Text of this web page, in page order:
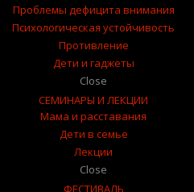
Проблемы дефицита внимания
Психологическая устойчивость
Противление
Дети и гаджеты
Close
СЕМИНАРЫ И ЛЕКЦИИ
Мама и расставания
Дети в семье
Лекции
Close
ФЕСТИВАЛЬ